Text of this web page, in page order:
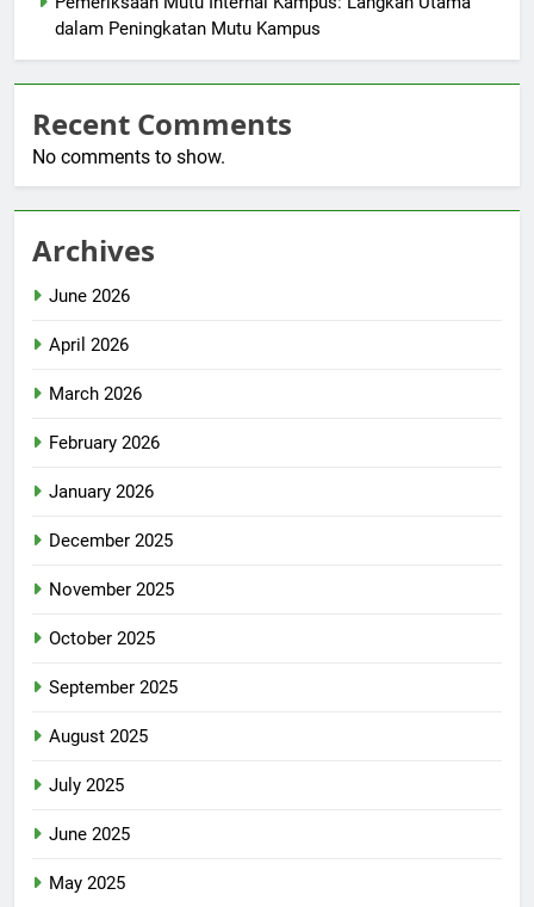
dalam Peningkatan Mutu Kampus
Recent Comments
No comments to show.
Archives
June 2026
April 2026
March 2026
February 2026
January 2026
December 2025
November 2025
October 2025
September 2025
August 2025
July 2025
June 2025
May 2025